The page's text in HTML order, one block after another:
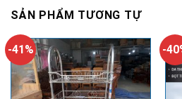
SẢN PHẨM TƯƠNG TỰ
-41% -